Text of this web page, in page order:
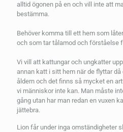
alltid ögonen på en och vill inte att
bestämma.
Behöver komma till ett hem som
och som tar tålamod och förståelse
Vi vill att kattungar och ungkatter
annan katt i sitt hem när de flyttar
åldern och det finns så mycket en
vi människor inte kan. Man måste
gång utan har man redan en vuxen
jättebra.
Lion får under inga omständigheter